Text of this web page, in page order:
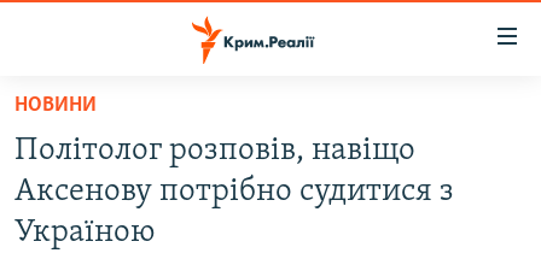
Перейти
основного
матеріалу
Перейти
до
ВІДЕО ТА ФОТО
НОВИНИ
Політолог розповів, навіщо
Аксенову потрібно судитися з
Україною